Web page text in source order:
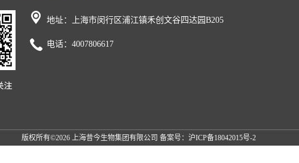
地址：上海市闵行区浦江镇禾创文谷四达园B205
电话：4007806617
版权所有©2026 上海昔今生物集团有限公司 备案号： 沪ICP备18042015号-2